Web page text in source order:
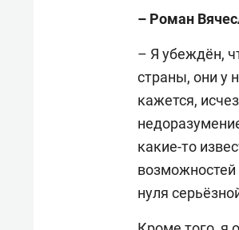
– Роман
– Я убеждён,
страны, они у
кажется,
какие-то
возможностей
нуля